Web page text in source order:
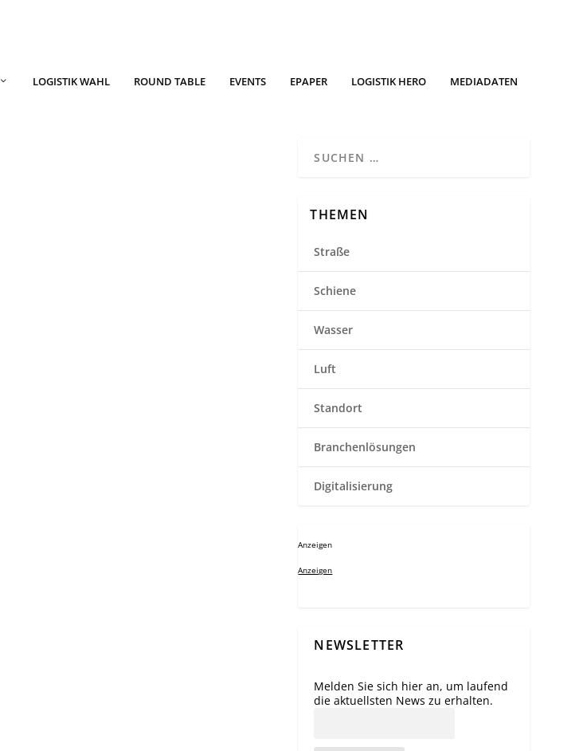
LOGISTIK WAHL ROUND TABLE EVENTS EPAPER LOGISTIK HERO MEDIADATEN
THEMEN
Straße
Schiene
Wasser
Luft
Standort
Branchenlösungen
Digitalisierung
Anzeigen
Anzeigen
NEWSLETTER
Melden Sie sich hier an, um laufend
die aktuellsten News zu erhalten.